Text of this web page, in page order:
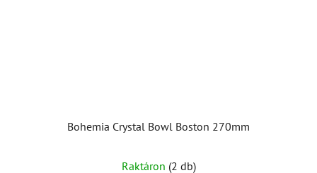
Bohemia Crystal Bowl Boston 270mm
Raktáron (2 db)